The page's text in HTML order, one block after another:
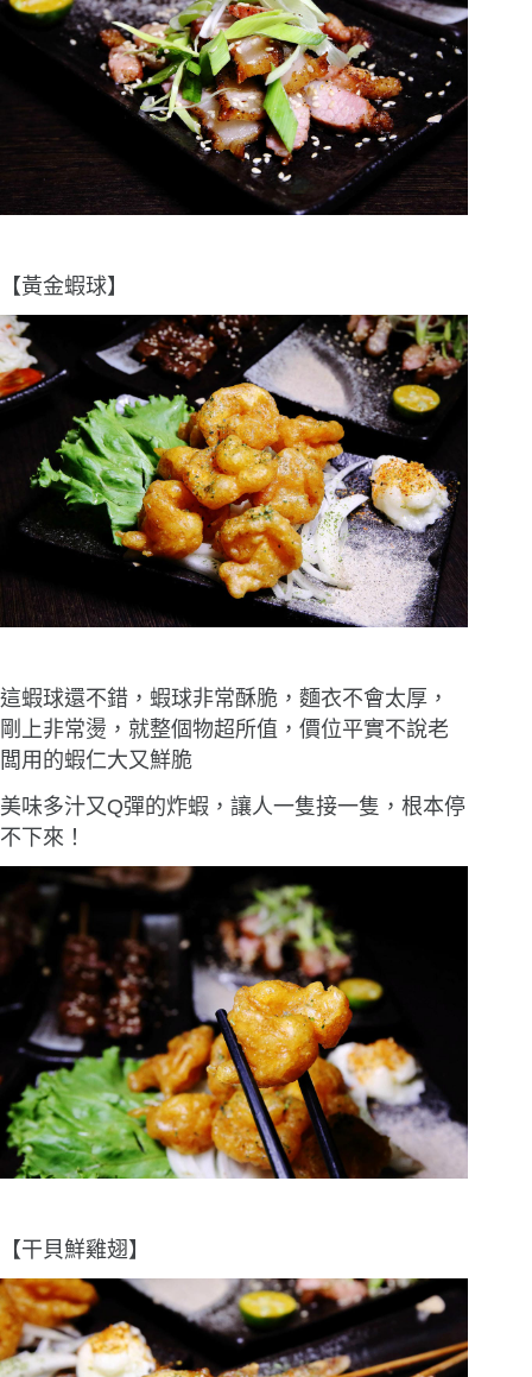
【黃金蝦球】
這蝦球還不錯，蝦球非常酥脆，麵衣不會太厚，
剛上非常燙，就整個物超所值，價位平實不說老
闆用的蝦仁大又鮮脆
美味多汁又Q彈的炸蝦，讓人一隻接一隻，根本停
不下來！
【干貝鮮雞翅】